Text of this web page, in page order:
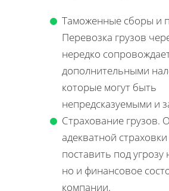
Таможенные сборы и
Перевозка грузов
нередко
дополнительными
которые могут быть
непредсказуемыми и
Страхование грузов.
адекватной
поставить под угрозу
но и финансовое
компании.